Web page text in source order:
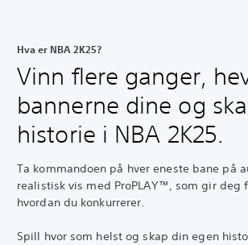
Hva er NBA 2K25?
Vinn flere ganger,
bannerne dine og
historie i NBA 2K25.
Ta kommandoen på hver eneste bane på
realistisk vis med ProPLAY™, som gir deg
hvordan du konkurrerer.
Spill hvor som helst og skap din egen